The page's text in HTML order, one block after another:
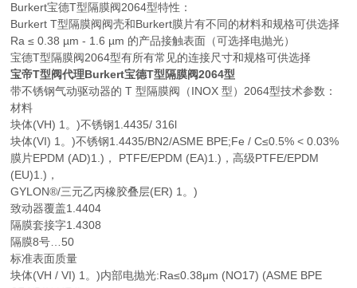
Burkert宝德T型隔膜阀2064型特性：
Burkert T型隔膜阀阀壳和Burkert膜片有不同的材料和规格可供选择
Ra ≤ 0.38 µm - 1.6 µm 的产品接触表面（可选择电抛光）
宝德T型隔膜阀2064型有所有常见的连接尺寸和规格可供选择
宝帝T型阀代理Burkert宝德T型隔膜阀2064型
带不锈钢气动驱动器的 T 型隔膜阀（INOX 型）2064型技术参数：
材料
块体(VH) 1。)不锈钢1.4435/ 316l
块体(VI) 1。)不锈钢1.4435/BN2/ASME BPE;Fe / C≤0.5% < 0.03%
膜片EPDM (AD)1.)， PTFE/EPDM (EA)1.)，高级PTFE/EPDM
(EU)1.)，
GYLON®/三元乙丙橡胶叠层(ER) 1。)
致动器覆盖1.4404
隔膜套接字1.4308
隔膜8号…50
标准表面质量
块体(VH / VI) 1。)内部电抛光:Ra≤0.38μm (NO17) (ASME BPE